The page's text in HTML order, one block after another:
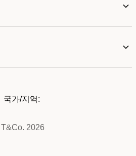
T&Co. 2026
국가/지역: